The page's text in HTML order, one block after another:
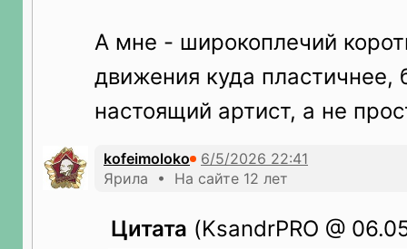
А мне - широкоплечий
движения куда пластичнее,
настоящий артист, а не
kofeimoloko
Ярила • На сайте 12 лет
Цитата (KsandrPRO @